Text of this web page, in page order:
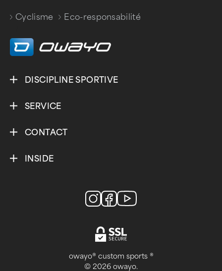
Cyclisme
Eco-responsabilité
DISCIPLINE SPORTIVE
SERVICE
CONTACT
INSIDE
owayo® custom sports ®
© 2026 owayo.